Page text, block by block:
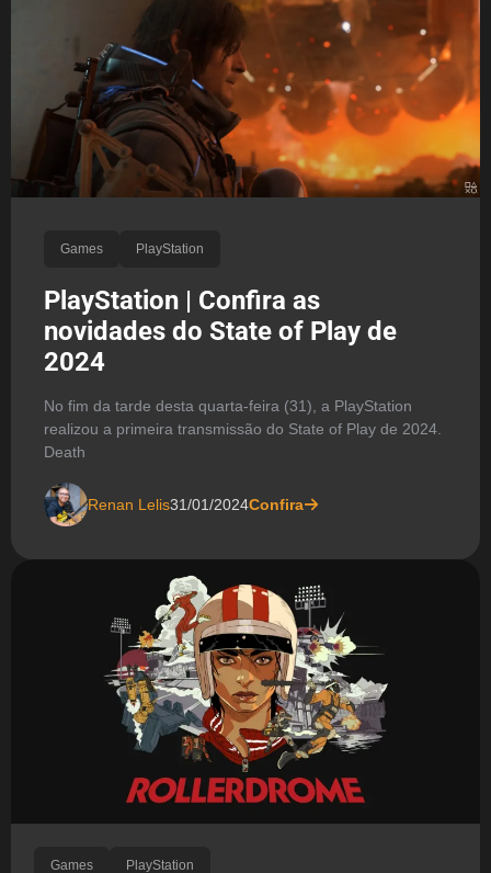
Games PlayStation
PlayStation | Confira as
novidades do State of Play de
2024
No fim da tarde desta quarta-feira (31), a PlayStation
realizou a primeira transmissão do State of Play de 2024.
Death
Renan Lelis31/01/2024Confira
Games PlayStation